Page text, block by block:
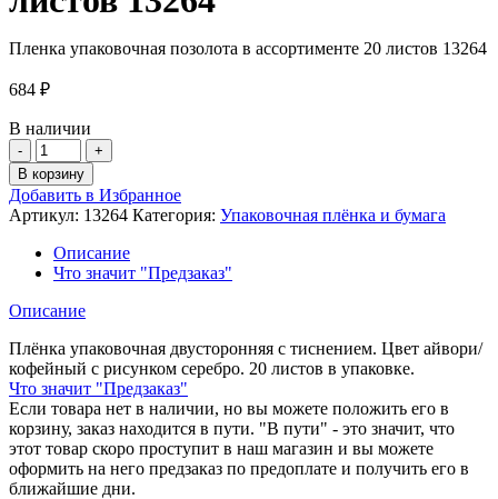
Пленка упаковочная позолота в ассортименте 20 листов 13264
684 ₽
В наличии
Количество
товара
Пленка
упаковочная
позолота
в
ассортименте
листов
В корзину
Добавить в Избранное
Артикул: 13264 Категория: Упаковочная плёнка и бумага
Описание
Что значит "Предзаказ"
Описание
Плёнка упаковочная двусторонняя с тиснением. Цвет айвори/
кофейный с рисунком серебро. 20 листов в упаковке.
Что значит "Предзаказ"
Если товара нет в наличии, но вы можете положить его в
корзину, заказ находится в пути. "В пути" - это значит, что
этот товар скоро проступит в наш магазин и вы можете
оформить на него предзаказ по предоплате и получить его в
ближайшие дни.